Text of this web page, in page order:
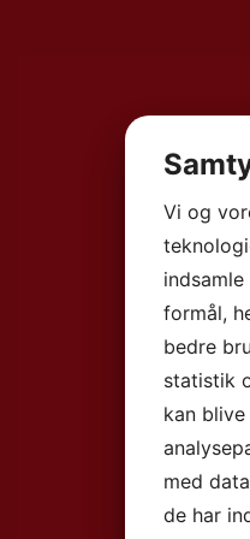
Vi og
formål,
bedre
statistik
kan
med
de har